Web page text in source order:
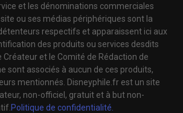
et les dénominations commerciales
ou ses médias périphériques sont la
respectifs et apparaissent ici aux
des produits ou services desdits
Créateur et le Comité de Rédaction de
sont associés à aucun de ces produits,
mentionnés. Disneyphile.fr est un site
non-officiel, gratuit et à but non-
Politique de confidentialité.